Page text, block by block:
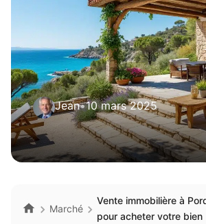
Jean•10 mars 2025
Marché
Vente immobilière à
pour acheter votre bien